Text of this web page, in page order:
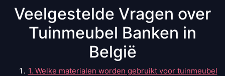
Veelgestelde Vragen over
Tuinmeubel Banken in
België
1. Welke materialen worden gebruikt voor tuinmeubel